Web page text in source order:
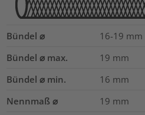
Bündel ⌀ 16-19 mm
Bündel ⌀ max.
19 mm
Bündel ⌀ min.
16 mm
Nennmaß ⌀
19 mm